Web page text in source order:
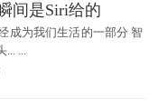
间是Siri给的
为我们生活的一部分 智
能手机、智能音箱、摄像头... ...